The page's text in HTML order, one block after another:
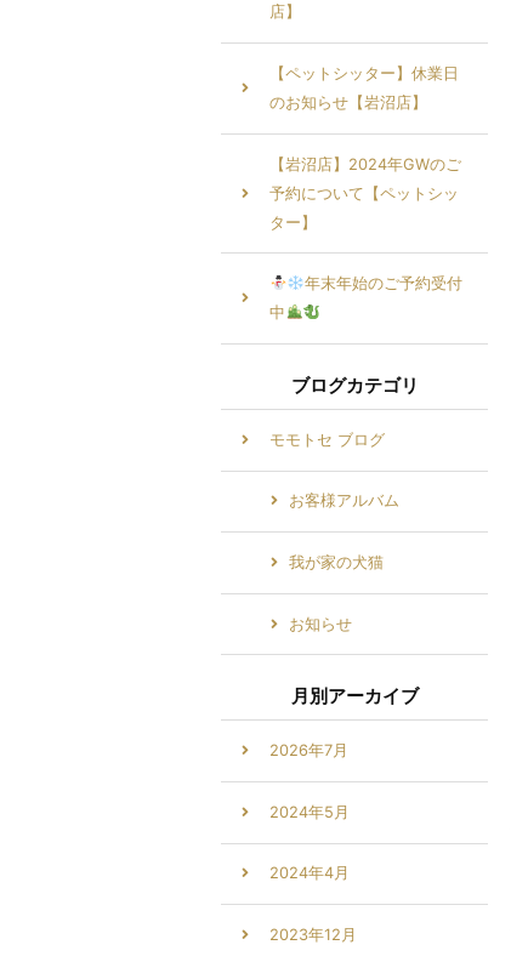
店】
【ペットシッター】休業日
のお知らせ【岩沼店】
【岩沼店】2024年GWのご
予約について【ペットシッ
ター】
年末年始のご予約受付
中
ブログカテゴリ
モモトセ ブログ
お客様アルバム
我が家の犬猫
お知らせ
月別アーカイブ
2026年7月
2024年5月
2024年4月
2023年12月